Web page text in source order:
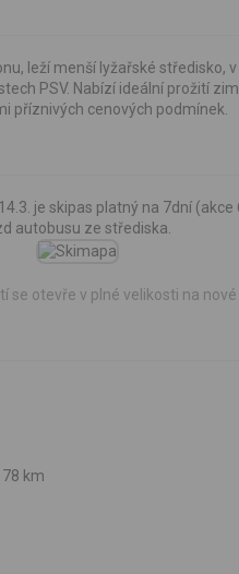
leží menší lyžařské
PSV. Nabízí ideální prožití
příznivých cenových podmínek.
je skipas platný na 7dní
autobusu ze střediska.
se otevře v plné velikosti na
km